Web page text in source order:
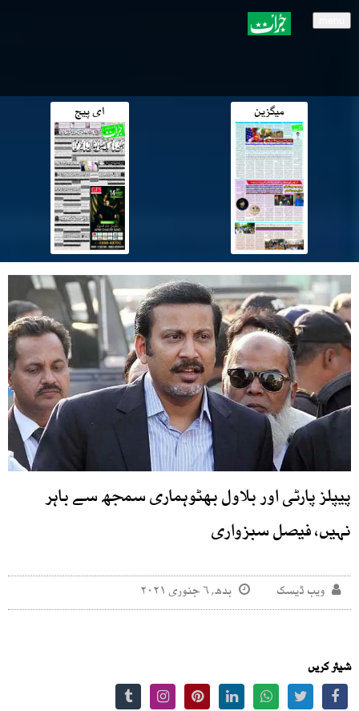
میگزین ای پیج
پیپلز پارٹی اور بلاول بھٹوہماری سمجھ سے باہر
نہیں، فیصل سبزواری
ویب ڈیسک بدھ, ۶ جنوری ۲۰۲۱
شیئر کریں